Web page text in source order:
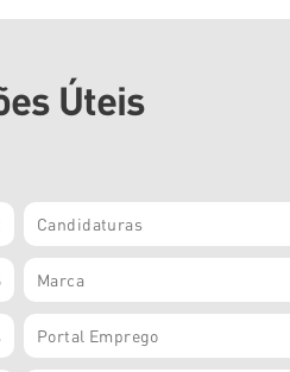
Úteis
Candidaturas
Marca
Portal Emprego